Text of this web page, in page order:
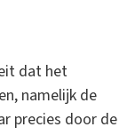
dat het
namelijk de
precies door de